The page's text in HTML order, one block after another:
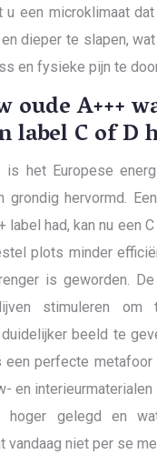
u een microklimaat
dieper te slapen,
en fysieke pijn te
oude A+++
label C of D
is het Europese
grondig hervormd.
label had, kan nu een
plots minder
is geworden.
stimuleren om
beeld te
een perfecte metafoor
en interieurmaterialen
gelegd en
vandaag niet per se